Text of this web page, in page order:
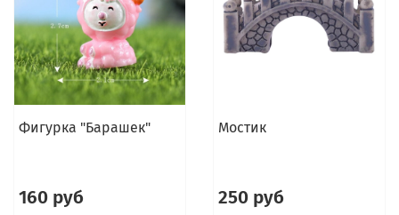
Фигурка "Барашек"
160 руб
Мостик
250 руб